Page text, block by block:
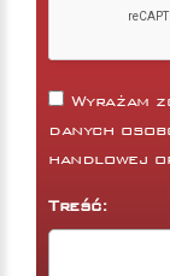
Wyrażam
danych
handlowej
Treść: